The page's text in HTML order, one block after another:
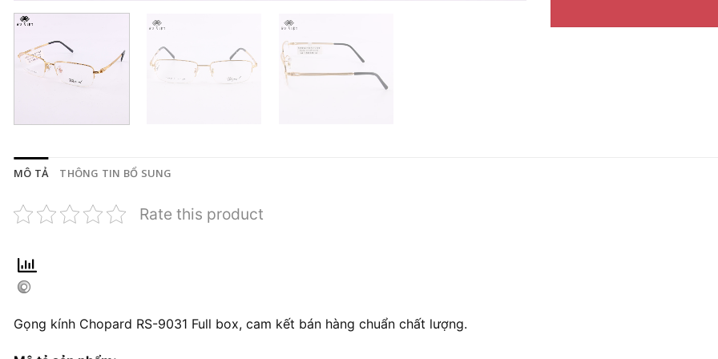
MÔ TẢ THÔNG TIN BỔ SUNG
Rate this product
Gọng kính Chopard RS-9031 Full box, cam kết bán hàng chuẩn chất lượng.